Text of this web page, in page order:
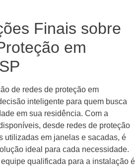
Finais sobre
em
de redes de proteção em
inteligente para quem busca
em sua residência. Com a
desde redes de proteção
utilizadas em janelas e sacadas, é
ideal para cada necessidade.
qualificada para a instalação é